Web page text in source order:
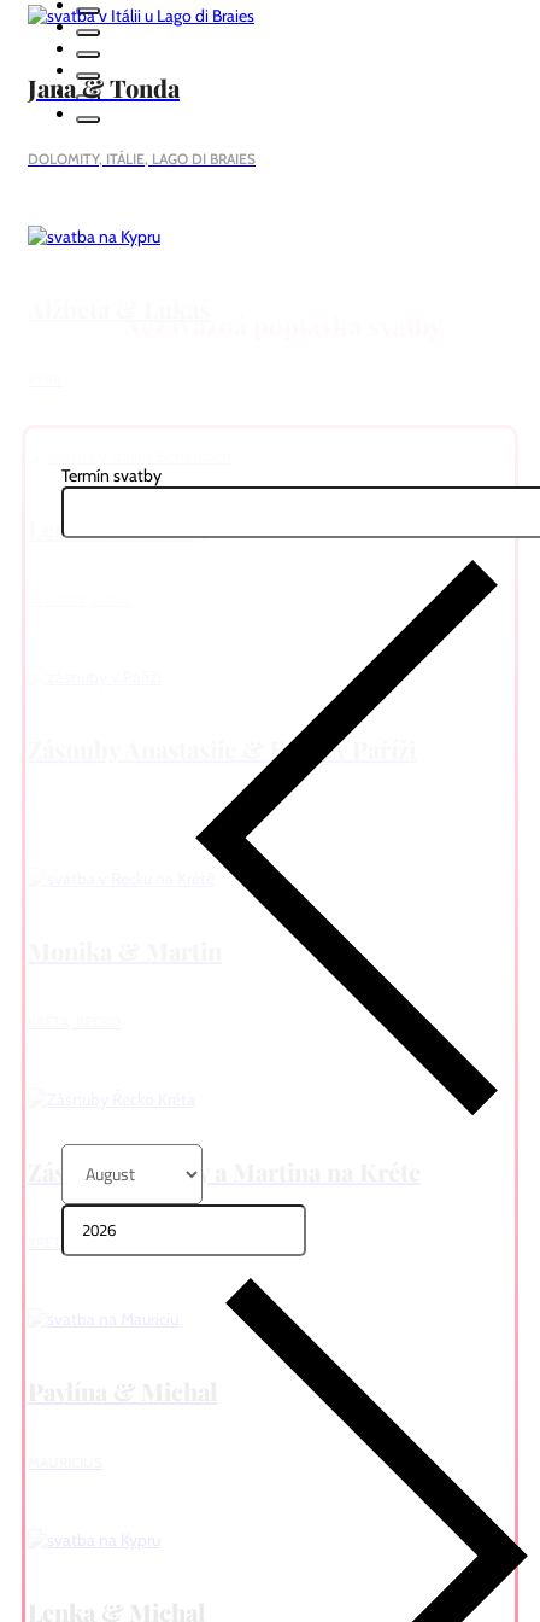
Jana & Tonda
DOLOMITY, ITÁLIE, LAGO DI BRAIES
Lenka & Ondřej
Zásnuby Anastasiie & Erika v Paříži
Zásnuby Moniky a Martina na Kréte
KRÉTA, ŘECKO
Termín svatby